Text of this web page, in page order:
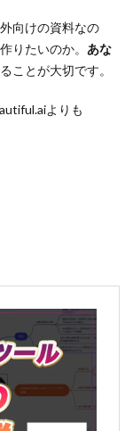
向けの資料なの
りたいのか。 あな
ことが大切です。
よりも